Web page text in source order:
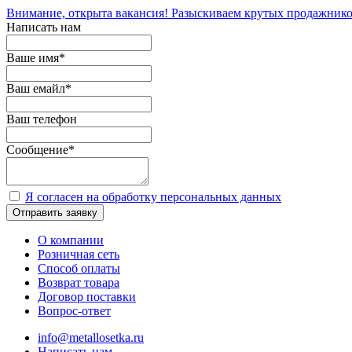
Внимание, открыта вакансия! Разыскиваем крутых
Написать нам
Ваше имя*
Ваш емайл*
Ваш телефон
Сообщение*
Я согласен на обработку персональных данных
Отправить заявку
О компании
Розничная сеть
Способ оплаты
Возврат товара
Договор поставки
Вопрос-ответ
info@metallosetka.ru